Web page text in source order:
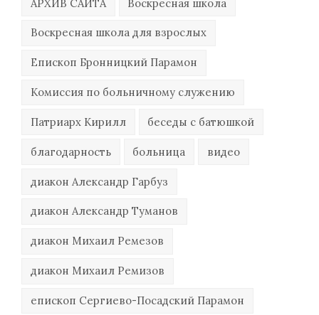
АРХИВ САЙТА Воскресная школа
Воскресная школа для взрослых
Епископ Бронницкий Парамон
Комиссия по больничному служению
Патриарх Кирилл беседы с батюшкой
благодарность больница видео
диакон Александр Гарбуз
диакон Александр Туманов
диакон Михаил Ремезов
диакон Михаил Ремизов
епископ Сергиево-Посадский Парамон